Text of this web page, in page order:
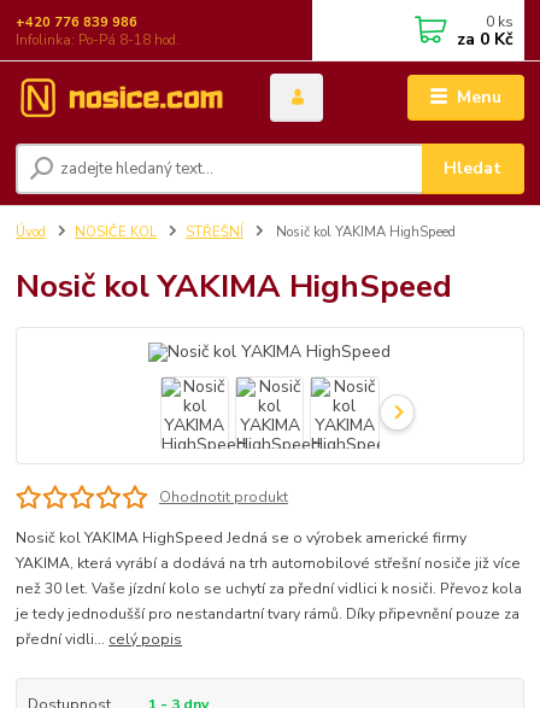
Menu
Hledat
+420 776 839 986
Infolinka: Po-Pá 8-18 hod.
0 ks
za 0 Kč
Úvod NOSIČE KOL STŘEŠNÍ Nosič kol YAKIMA HighSpeed
Nosič kol YAKIMA HighSpeed
Ohodnotit produkt
Nosič kol YAKIMA HighSpeed Jedná se o výrobek americké firmy
YAKIMA, která vyrábí a dodává na trh automobilové střešní nosiče již více
než 30 let. Vaše jízdní kolo se uchytí za přední vidlici k nosiči. Převoz kola
je tedy jednodušší pro nestandartní tvary rámů. Díky připevnění pouze za
přední vidli... celý popis
Dostupnost 1 - 3 dny